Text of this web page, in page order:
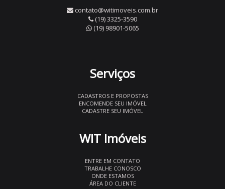
contato@witimoveis.com.br
(19) 3325-3590
(19) 98901-5065
Serviços
CADASTROS E PROPOSTAS
ENCOMENDE SEU IMÓVEL
CADASTRE SEU IMÓVEL
WIT Imóveis
ENTRE EM CONTATO
TRABALHE CONOSCO
ONDE ESTAMOS
ÁREA DO CLIENTE